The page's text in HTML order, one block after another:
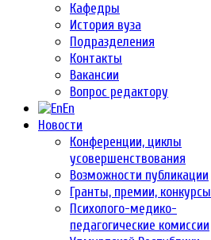
Кафедры
История вуза
Подразделения
Контакты
Вакансии
Вопрос редактору
En
Новости
Конференции, циклы
усовершенствования
Возможности публикации
Гранты, премии, конкурсы
Психолого-медико-
педагогические комиссии